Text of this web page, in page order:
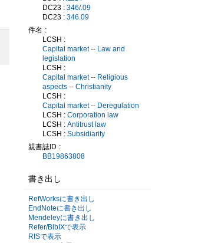
DC23 : 346/.09
DC23 : 346.09
件名
LCSH :
Capital market -- Law and
legislation
LCSH :
Capital market -- Religious
aspects -- Christianity
LCSH :
Capital market -- Deregulation
LCSH : Corporation law
LCSH : Antitrust law
LCSH : Subsidiarity
親書誌ID
BB19863808
書き出し
RefWorksに書き出し
EndNoteに書き出し
Mendeleyに書き出し
Refer/BibIXで表示
RISで表示